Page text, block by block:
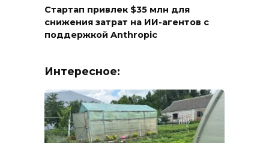
Стартап привлек $35 млн для
снижения затрат на ИИ-агентов с
поддержкой Anthropic
Интересное: